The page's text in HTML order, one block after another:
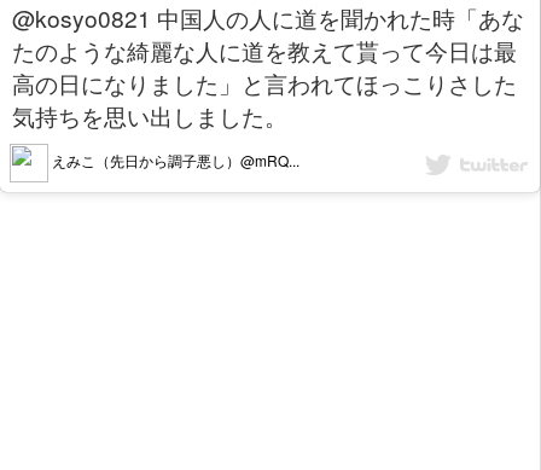
@kosyo0821 中国人の人に道を聞かれた時「あな
たのような綺麗な人に道を教えて貰って今日は最
高の日になりました」と言われてほっこりさした
気持ちを思い出しました。
えみこ（先日から調子悪し）@mRQ...